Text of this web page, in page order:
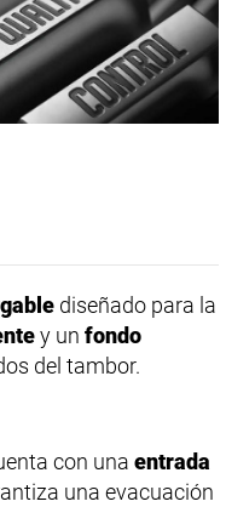
diseñado para la
y un fondo
del tambor.
con una entrada
una evacuación